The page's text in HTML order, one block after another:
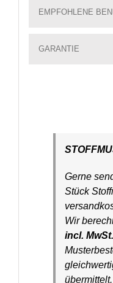
EMPFOHLENE
GARANTIE
Gerne
Stück
Wir
incl. MwSt.